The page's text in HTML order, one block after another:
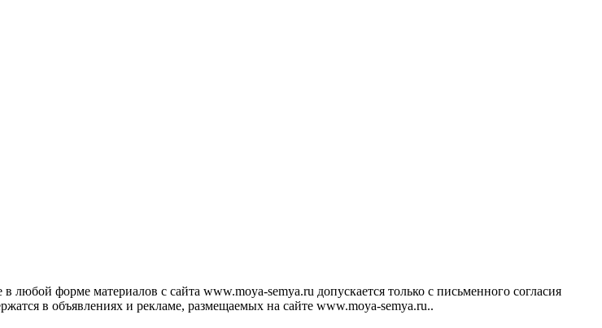
форме материалов с сайта www.moya-semya.ru допускается только с письменного согласия
в объявлениях и рекламе, размещаемых на сайте www.moya-semya.ru..